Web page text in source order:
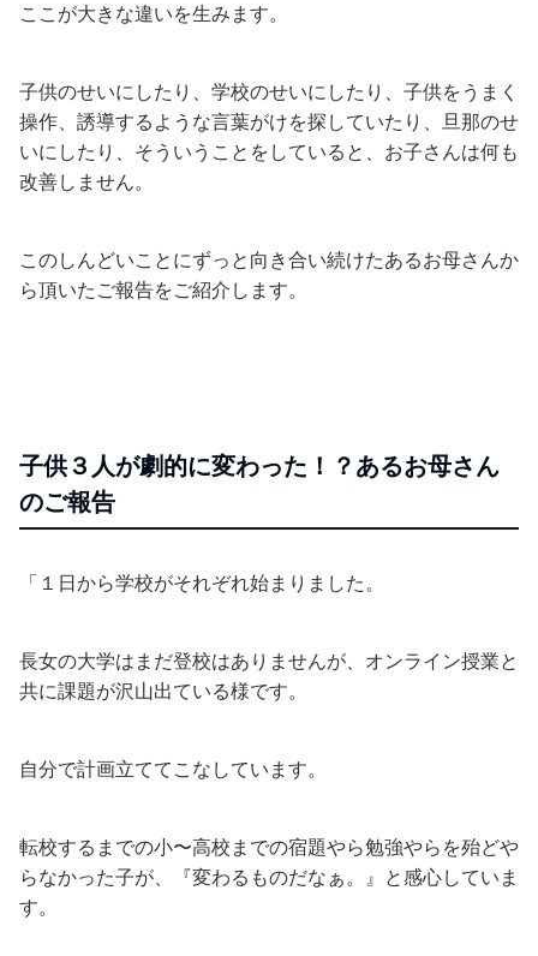
ここが大きな違いを生みます。
子供のせいにしたり、学校のせいにしたり、子供をうまく
操作、誘導するような言葉がけを探していたり、旦那のせ
いにしたり、そういうことをしていると、お子さんは何も
改善しません。
このしんどいことにずっと向き合い続けたあるお母さんか
ら頂いたご報告をご紹介します。
子供３人が劇的に変わった！？あるお母さん
のご報告
「１日から学校がそれぞれ始まりました。
長女の大学はまだ登校はありませんが、オンライン授業と
共に課題が沢山出ている様です。
自分で計画立ててこなしています。
転校するまでの小〜高校までの宿題やら勉強やらを殆どや
らなかった子が、『変わるものだなぁ。』と感心していま
す。